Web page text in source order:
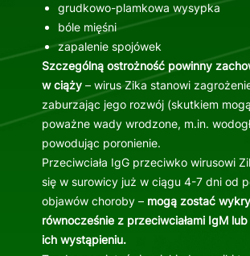
grudkowo-plamkowa wysypka
bóle mięśni
zapalenie spojówek
Szczególną ostrożność powinny
w ciąży– wirus Zika stanowi
zaburzając jego rozwój (skutkiem
poważne wady wrodzone, m.in.
powodując poronienie.
Przeciwciała IgG przeciwko wirusowi
się w surowicy już w ciągu 4-7 dni od
objawów choroby – mogą zostać
równocześnie z przeciwciałami IgM
ich wystąpieniu.